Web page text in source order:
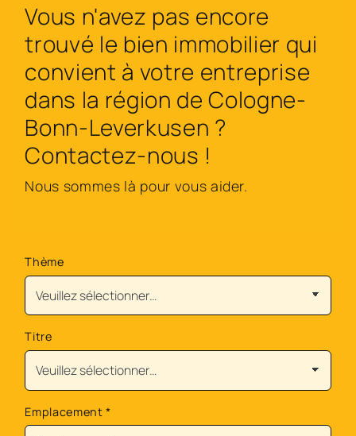
Vous n'avez pas encore
trouvé le bien immobilier qui
convient à votre entreprise
dans la région de Cologne-
Bonn-Leverkusen ?
Contactez-nous !
Nous sommes là pour vous aider.
Thème
Titre
Emplacement*